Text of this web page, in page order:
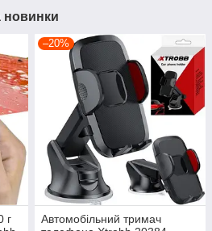
новинки
г
–20%
Автомобільний тримач